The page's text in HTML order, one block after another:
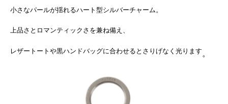
小さなパールが揺れるハート型シルバーチャーム。
上品さとロマンティックさを兼ね備え、
レザートートや黒ハンドバッグに合わせるとさりげなく光ります 。